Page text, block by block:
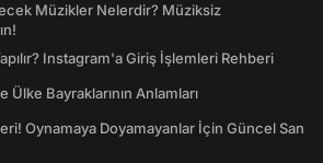
Müzikler Nelerdir? Müziksiz
Instagram'a Giriş İşlemleri Rehberi
Ülke Bayraklarının Anlamları
Oynamaya Doyamayanlar İçin Güncel San